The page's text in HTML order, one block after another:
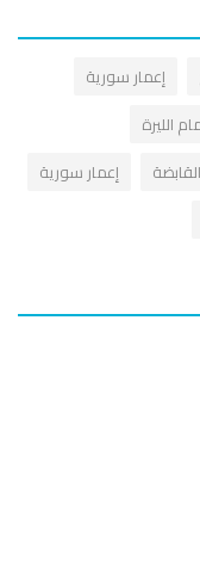
إعمار سورية
إعمار سورية